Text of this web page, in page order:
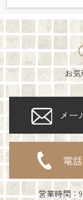
お
メー
電
営業時間：